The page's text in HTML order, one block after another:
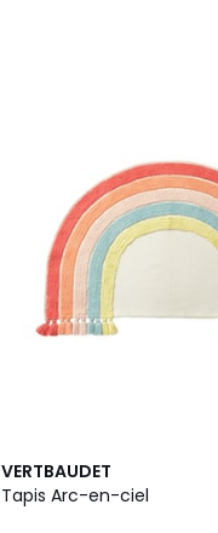
VERTBAUDET
Tapis Arc-en-ciel